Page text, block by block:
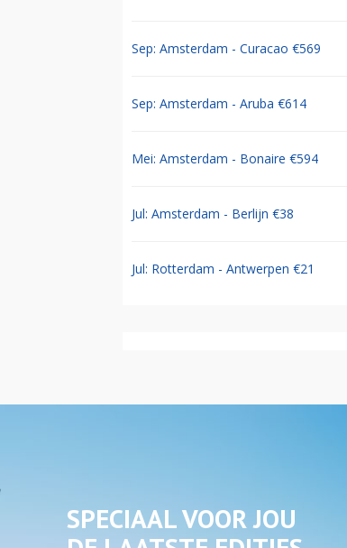
Sep: Amsterdam - Curacao €569
Sep: Amsterdam - Aruba €614
Mei: Amsterdam - Bonaire €594
Jul: Amsterdam - Berlijn €38
Jul: Rotterdam - Antwerpen €21
SPECIAAL VOOR JOU